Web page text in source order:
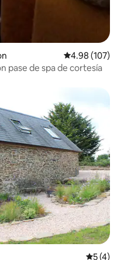
Calificación
4.98 (107)
pase de spa de cortesía
5 (4)